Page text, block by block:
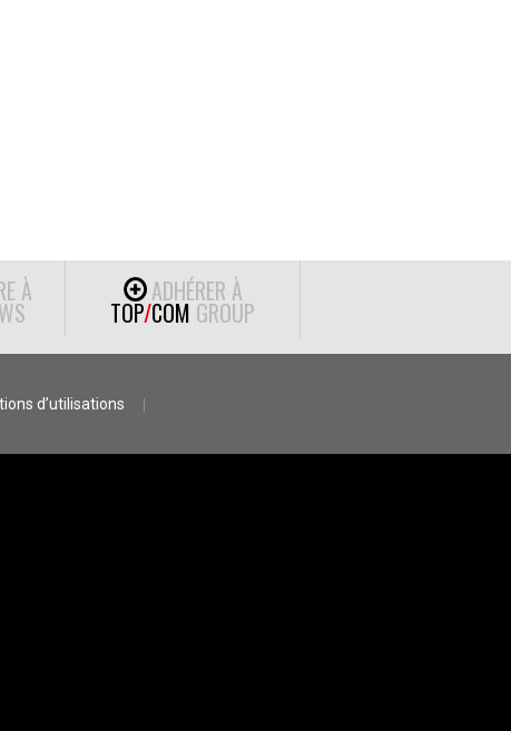
À ADHÉRER À
TOP/COM GROUP
d’utilisations